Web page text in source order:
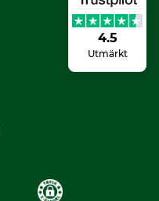
4.5
Utmärkt